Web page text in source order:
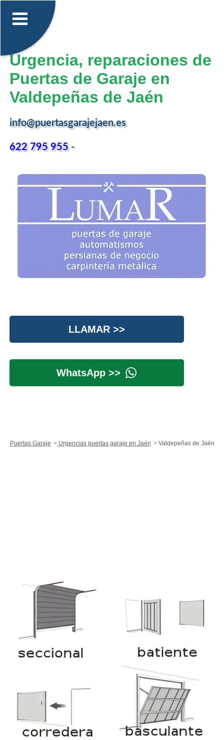
Urgencia, reparaciones de
Puertas de Garaje en
Valdepeñas de Jaén
info@puertasgarajejaen.es
622 795 955-
LLAMAR >>
WhatsApp >>
Puertas Garaje Urgencias puertas garaje en Jaén Valdepeñas de Jaén